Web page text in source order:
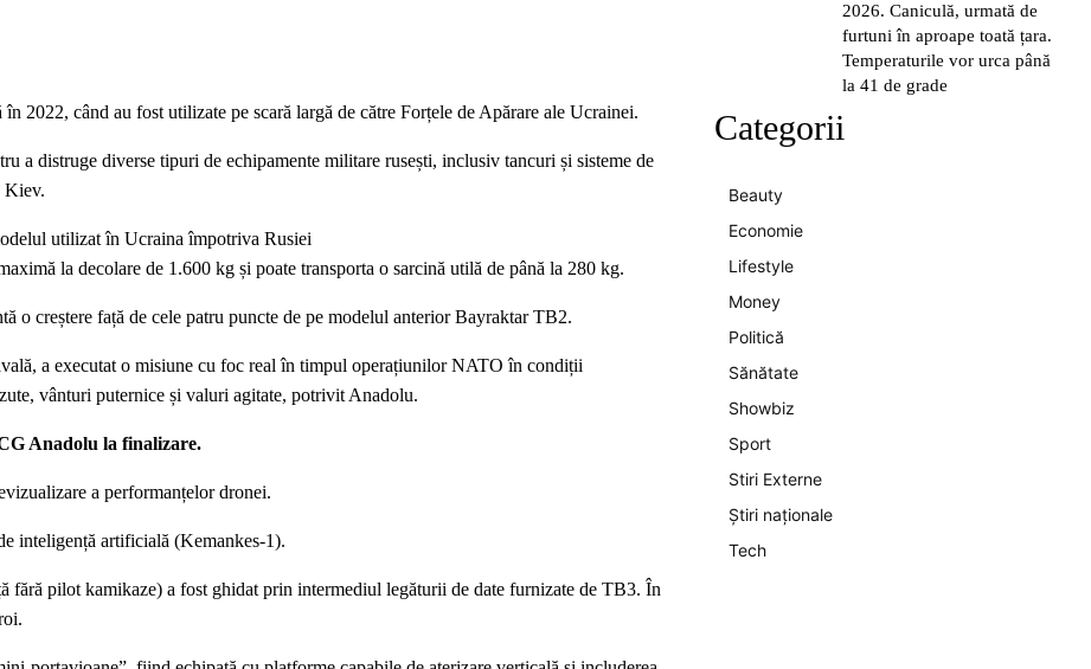
2022, când au fost utilizate pe scară largă de către Forțele de Apărare ale Ucrainei.
a distruge diverse tipuri de echipamente militare rusești, inclusiv tancuri și sisteme de
Kiev.
utilizat în Ucraina împotriva Rusiei
la decolare de 1.600 kg și poate transporta o sarcină utilă de până la 280 kg.
o creștere față de cele patru puncte de pe modelul anterior Bayraktar TB2.
a executat o misiune cu foc real în timpul operațiunilor NATO în condiții
vânturi puternice și valuri agitate, potrivit Anadolu.
Anadolu la finalizare.
a performanțelor dronei.
inteligență artificială (Kemankes-1).
pilot kamikaze) a fost ghidat prin intermediul legăturii de date furnizate de TB3. În
2026. Caniculă, urmată de
furtuni în aproape toată țara.
Temperaturile vor urca până
la 41 de grade
Categorii
Beauty
Economie
Lifestyle
Money
Politică
Sănătate
Showbiz
Sport
Stiri Externe
Știri naționale
Tech